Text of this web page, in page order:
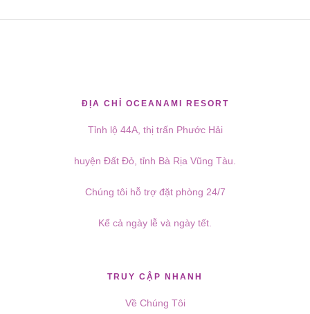
ĐỊA CHỈ OCEANAMI RESORT
Tỉnh lộ 44A, thị trấn Phước Hải
huyện Đất Đỏ, tỉnh Bà Rịa Vũng Tàu.
Chúng tôi hỗ trợ đặt phòng 24/7
Kể cả ngày lễ và ngày tết.
TRUY CẬP NHANH
Về Chúng Tôi